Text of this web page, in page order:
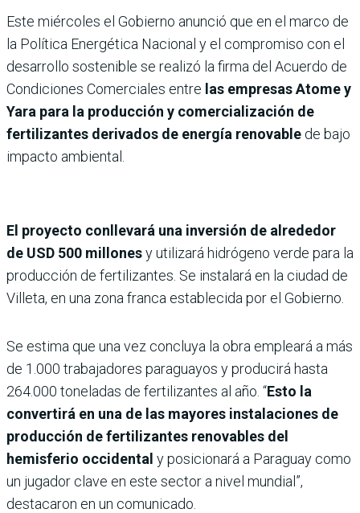
Este miércoles el Gobierno anunció que en el marco de
la Política Energética Nacional y el compromiso con el
desarrollo sostenible se realizó la firma del Acuerdo de
Condiciones Comerciales entre las empresas Atome y
Yara para la producción y comercialización de
fertilizantes derivados de energía renovable de bajo
impacto ambiental.
El proyecto conllevará una inversión de alrededor
de USD 500 millonesy utilizará hidrógeno verde para la
producción de fertilizantes. Se instalará en la ciudad de
Villeta, en una zona franca establecida por el Gobierno.
Se estima que una vez concluya la obra empleará a más
de 1.000 trabajadores paraguayos y producirá hasta
264.000 toneladas de fertilizantes al año. “Esto la
convertirá en una de las mayores instalaciones de
producción de fertilizantes renovables del
hemisferio occidental y posicionará a Paraguay como
un jugador clave en este sector a nivel mundial”,
destacaron en un comunicado.